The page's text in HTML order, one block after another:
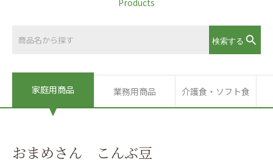
Products
家庭用商品 業務用商品 介護食・ソフト食
おまめさん こんぶ豆